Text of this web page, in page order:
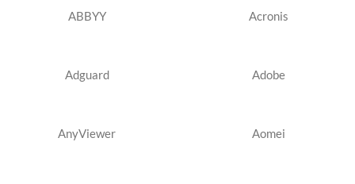
ABBYY Acronis
Adguard Adobe
AnyViewer Aomei